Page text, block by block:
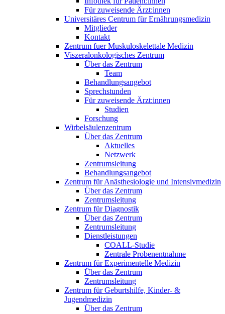
Für zuweisende Ärzt:innen
Universitäres Centrum für Ernährungsmedizin
Mitglieder
Kontakt
Zentrum fuer Muskuloskelettale Medizin
Viszeral­onkologisches Zentrum
Über das Zentrum
Team
Behandlungsangebot
Sprechstunden
Für zuweisende Ärzt:innen
Studien
Forschung
Wirbelsäulenzentrum
Über das Zentrum
Aktuelles
Netzwerk
Zentrumsleitung
Behandlungsangebot
Zentrum für Anästhesiologie und Intensivmedizin
Über das Zentrum
Zentrumsleitung
Zentrum für Diagnostik
Über das Zentrum
Zentrumsleitung
Dienstleistungen
COALL-Studie
Zentrale Probenentnahme
Zentrum für Experimentelle Medizin
Über das Zentrum
Zentrumsleitung
Zentrum für Geburtshilfe, Kinder- &
Jugendmedizin
Über das Zentrum